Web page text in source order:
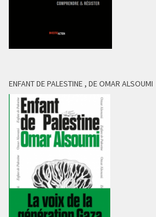
ENFANT DE PALESTINE , DE OMAR ALSOUMI